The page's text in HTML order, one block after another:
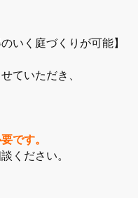
いく庭づくりが可能】
ていただき、
です。
ください。